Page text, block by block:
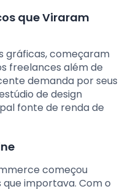
que Viraram
gráficas, começaram
freelances além de
demanda por seus
de design
fonte de renda de
começou
importava. Com o